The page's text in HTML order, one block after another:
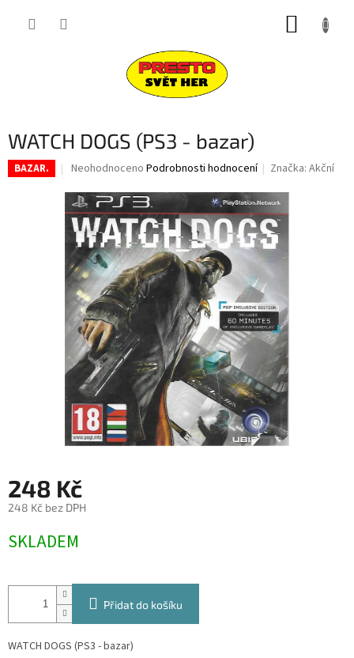
WATCH DOGS (PS3 - bazar)
BAZAR.
Průměrné
produktu
je
0,0
z
hvězdiček.
Neohodnoceno Podrobnosti hodnocení Značka:Akční
248 Kč
248 Kč bez DPH
cena:
SKLADEM
Přidat do košíku
WATCH DOGS (PS3 - bazar)